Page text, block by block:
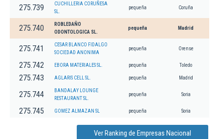
275.739
CUCHILLERIA CORUÑESA
SL.
pequeña Coruña
275.740
ROBLEDAÑO
ODONTOLOGICA SL.
pequeña Madrid
275.741
CESAR BLANCO FIDALGO
SOCIEDAD ANONIMA
pequeña Orense
275.742 EBORA MATERIALES SL. pequeña Toledo
275.743 AGLARIS CELL SL. pequeña Madrid
275.744
BANDALAY LOUNGE
RESTAURANT SL.
pequeña Soria
275.745 GOMEZ ALMAZAN SL pequeña Soria
Ver Ranking de Empresas Nacional